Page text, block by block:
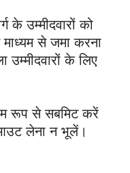
के उम्मीदवारों को
से जमा करना
के लिए
रूप से सबमिट करें
लेना न भूलें।